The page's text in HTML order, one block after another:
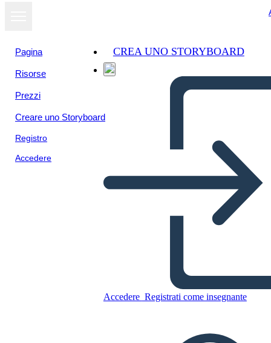
Pagina
Risorse
Prezzi
Creare uno Storyboard
Registro
Accedere
CREA UNO STORYBOARD
Accedere Registrati come insegnante
Copia questo Storyboard
Visualizza
come